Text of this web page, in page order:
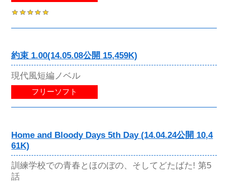
約束 1.00(14.05.08公開 15,459K)
現代風短編ノベル
フリーソフト
Home and Bloody Days 5th Day (14.04.24公開 10,4
61K)
訓練学校での青春とほのぼの、そしてどたばた! 第5
話